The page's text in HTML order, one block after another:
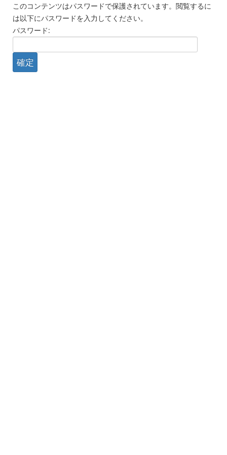
このコンテンツはパスワードで保護されています。閲覧するに
は以下にパスワードを入力してください。
パスワード: